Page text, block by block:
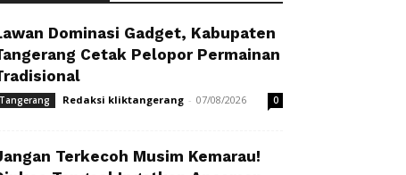
Dominasi Gadget, Kabupaten
Cetak Pelopor Permainan
Tangerang Redaksi kliktangerang - 07/08/2026 0
Terkecoh Musim Kemarau!